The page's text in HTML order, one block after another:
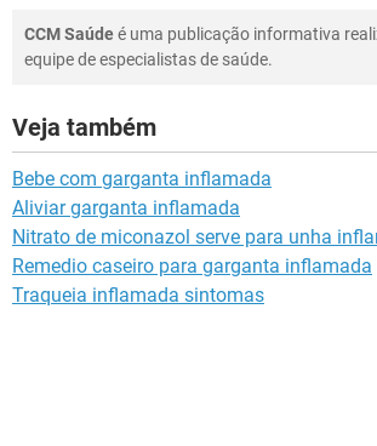
CCM Saúdeé uma publicação informativa
equipe de especialistas de saúde.
Veja também
Bebe com garganta inflamada
Aliviar garganta inflamada
Nitrato de miconazol serve para unha
Remedio caseiro para garganta inflamada
Traqueia inflamada sintomas